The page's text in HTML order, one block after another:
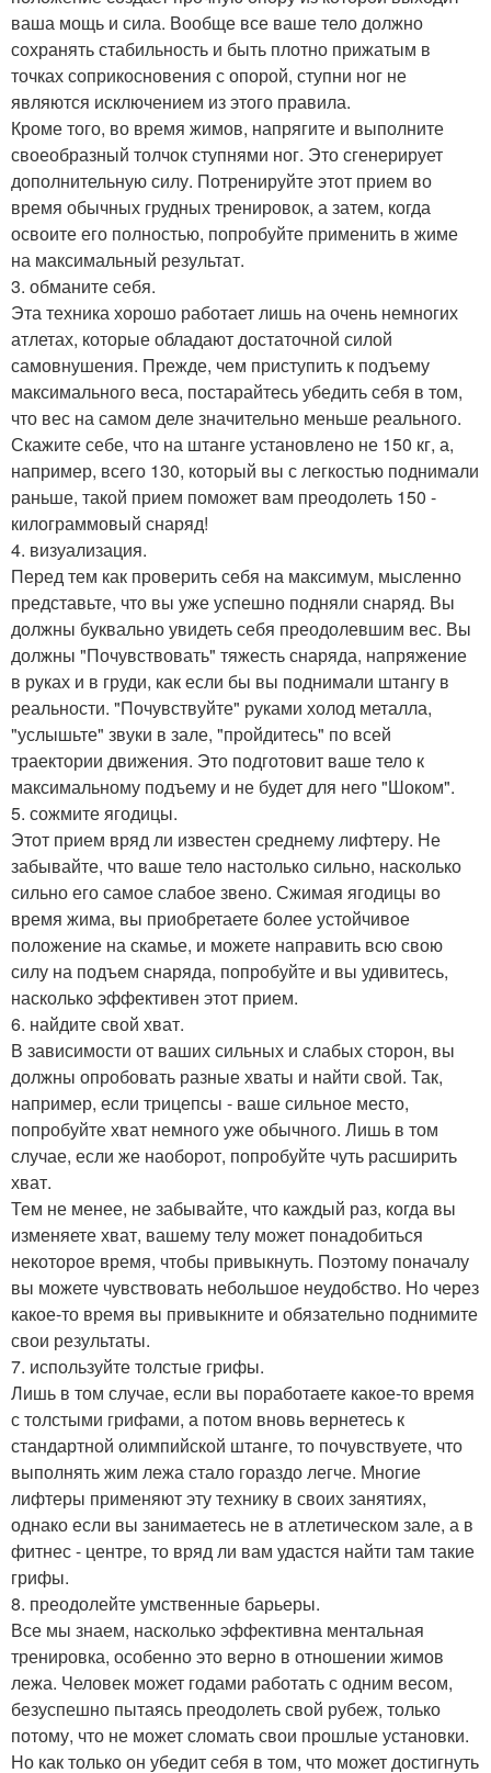
ваша мощь и сила. Вообще все ваше тело должно
сохранять стабильность и быть плотно прижатым в
точках соприкосновения с опорой, ступни ног не
являются исключением из этого правила.
Кроме того, во время жимов, напрягите и выполните
своеобразный толчок ступнями ног. Это сгенерирует
дополнительную силу. Потренируйте этот прием во
время обычных грудных тренировок, а затем, когда
освоите его полностью, попробуйте применить в жиме
на максимальный результат.
3. обманите себя.
Эта техника хорошо работает лишь на очень немногих
атлетах, которые обладают достаточной силой
самовнушения. Прежде, чем приступить к подъему
максимального веса, постарайтесь убедить себя в том,
что вес на самом деле значительно меньше реального.
Скажите себе, что на штанге установлено не 150 кг, а,
например, всего 130, который вы с легкостью поднимали
раньше, такой прием поможет вам преодолеть 150 -
килограммовый снаряд!
4. визуализация.
Перед тем как проверить себя на максимум, мысленно
представьте, что вы уже успешно подняли снаряд. Вы
должны буквально увидеть себя преодолевшим вес. Вы
должны "Почувствовать" тяжесть снаряда, напряжение
в руках и в груди, как если бы вы поднимали штангу в
реальности. "Почувствуйте" руками холод металла,
"услышьте" звуки в зале, "пройдитесь" по всей
траектории движения. Это подготовит ваше тело к
максимальному подъему и не будет для него "Шоком".
5. сожмите ягодицы.
Этот прием вряд ли известен среднему лифтеру. Не
забывайте, что ваше тело настолько сильно, насколько
сильно его самое слабое звено. Сжимая ягодицы во
время жима, вы приобретаете более устойчивое
положение на скамье, и можете направить всю свою
силу на подъем снаряда, попробуйте и вы удивитесь,
насколько эффективен этот прием.
6. найдите свой хват.
В зависимости от ваших сильных и слабых сторон, вы
должны опробовать разные хваты и найти свой. Так,
например, если трицепсы - ваше сильное место,
попробуйте хват немного уже обычного. Лишь в том
случае, если же наоборот, попробуйте чуть расширить
хват.
Тем не менее, не забывайте, что каждый раз, когда вы
изменяете хват, вашему телу может понадобиться
некоторое время, чтобы привыкнуть. Поэтому поначалу
вы можете чувствовать небольшое неудобство. Но через
какое-то время вы привыкните и обязательно поднимите
свои результаты.
7. используйте толстые грифы.
Лишь в том случае, если вы поработаете какое-то время
с толстыми грифами, а потом вновь вернетесь к
стандартной олимпийской штанге, то почувствуете, что
выполнять жим лежа стало гораздо легче. Многие
лифтеры применяют эту технику в своих занятиях,
однако если вы занимаетесь не в атлетическом зале, а в
фитнес - центре, то вряд ли вам удастся найти там такие
грифы.
8. преодолейте умственные барьеры.
Все мы знаем, насколько эффективна ментальная
тренировка, особенно это верно в отношении жимов
лежа. Человек может годами работать с одним весом,
безуспешно пытаясь преодолеть свой рубеж, только
потому, что не может сломать свои прошлые установки.
Но как только он убедит себя в том, что может достигнуть